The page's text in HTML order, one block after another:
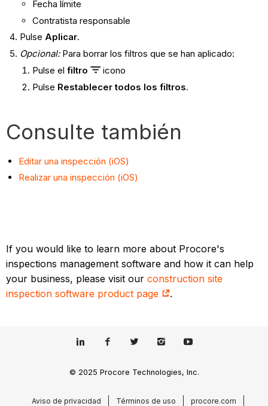
Fecha límite
Contratista responsable
Pulse Aplicar.
Opcional:Para borrar los filtros que se han aplicado:
Pulse el filtro
icono
Pulse Restablecer todos los filtros.
Consulte también
Editar una inspección (iOS)
Realizar una inspección (iOS)
If you would like to learn more about Procore's
inspections management software and how it can help
your business, please visit ourconstruction site
inspection software product page
.
© 2025 Procore Technologies, Inc.
Aviso de privacidad Términos de uso procore.com